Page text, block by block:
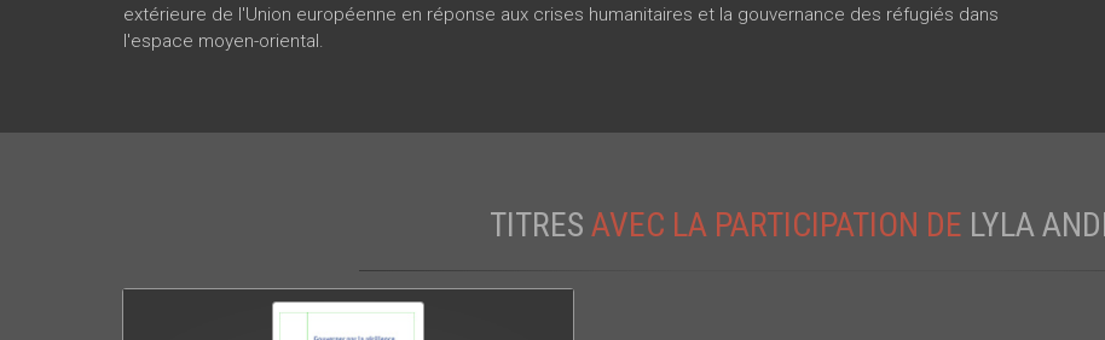
extérieure de l'Union européenne en réponse aux crises humanitaires et la gouvernance des réfugiés dans
l'espace moyen-oriental.
TITRES AVEC LA PARTICIPATION DE LYLA